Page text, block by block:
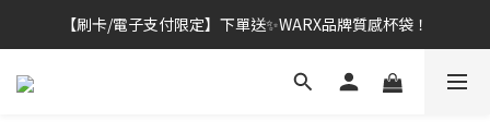
👔挺爸行動：全館襪款【最低$149起】✨立即下單！
【刷卡/電子支付限定】下單送✨WARX品牌質感杯袋！
👔挺爸行動：全館襪款【最低$149起】✨立即下單！